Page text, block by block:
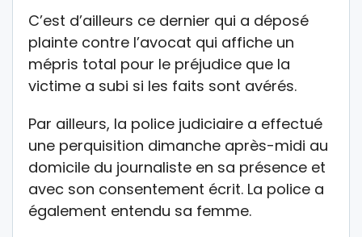
C’est d’ailleurs ce dernier qui a déposé
plainte contre l’avocat qui affiche un
mépris total pour le préjudice que la
victime a subi si les faits sont avérés.
Par ailleurs, la police judiciaire a effectué
une perquisition dimanche après-midi au
domicile du journaliste en sa présence et
avec son consentement écrit. La police a
également entendu sa femme.